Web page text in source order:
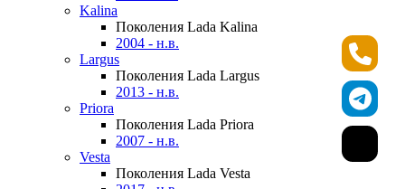
Kalina
Поколения Lada Kalina
2004 - н.в.
Largus
Поколения Lada Largus
2013 - н.в.
Priora
Поколения Lada Priora
2007 - н.в.
Vesta
Поколения Lada Vesta